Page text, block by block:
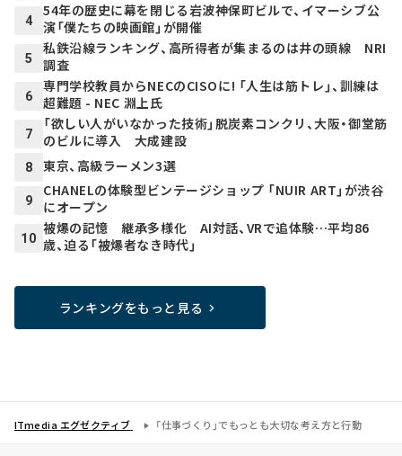
4
54年の歴史に幕を閉じる岩波神保町ビルで、イマーシブ公
演「僕たちの映画館」が開催
5
私鉄沿線ランキング、高所得者が集まるのは井の頭線 NRI
調査
6
専門学校教員からNECのCISOに! 「人生は筋トレ」、訓練は
超難題 - NEC 淵上氏
7
「欲しい人がいなかった技術」脱炭素コンクリ、大阪・御堂筋
のビルに導入 大成建設
8 東京、高級ラーメン3選
9
CHANELの体験型ビンテージショップ 「NUIR ART」が渋谷
にオープン
10
被爆の記憶 継承多様化 AI対話、VRで追体験…平均86
歳、迫る「被爆者なき時代」
ランキングをもっと見る
ITmedia エグゼクティブ 「仕事づくり」でもっとも大切な考え方と行動